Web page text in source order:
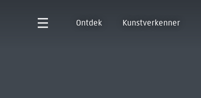
Ontdek Kunstverkenner